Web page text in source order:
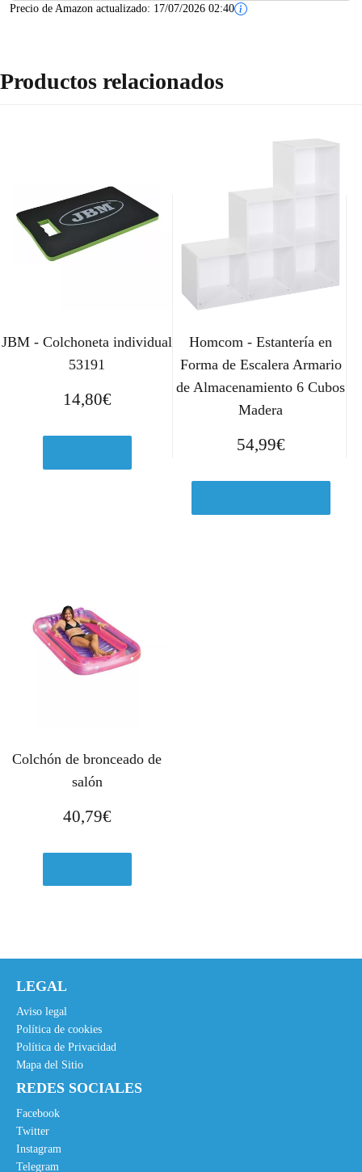
Precio de Amazon actualizado: 17/07/2026 02:40
Productos relacionados
JBM - Colchoneta individual
53191
14,80€
Homcom - Estantería en
Forma de Escalera Armario
de Almacenamiento 6 Cubos
Madera
54,99€
Colchón de bronceado de
salón
40,79€
LEGAL
Aviso legal
Política de cookies
Política de Privacidad
Mapa del Sitio
REDES SOCIALES
Facebook
Twitter
Instagram
Telegram